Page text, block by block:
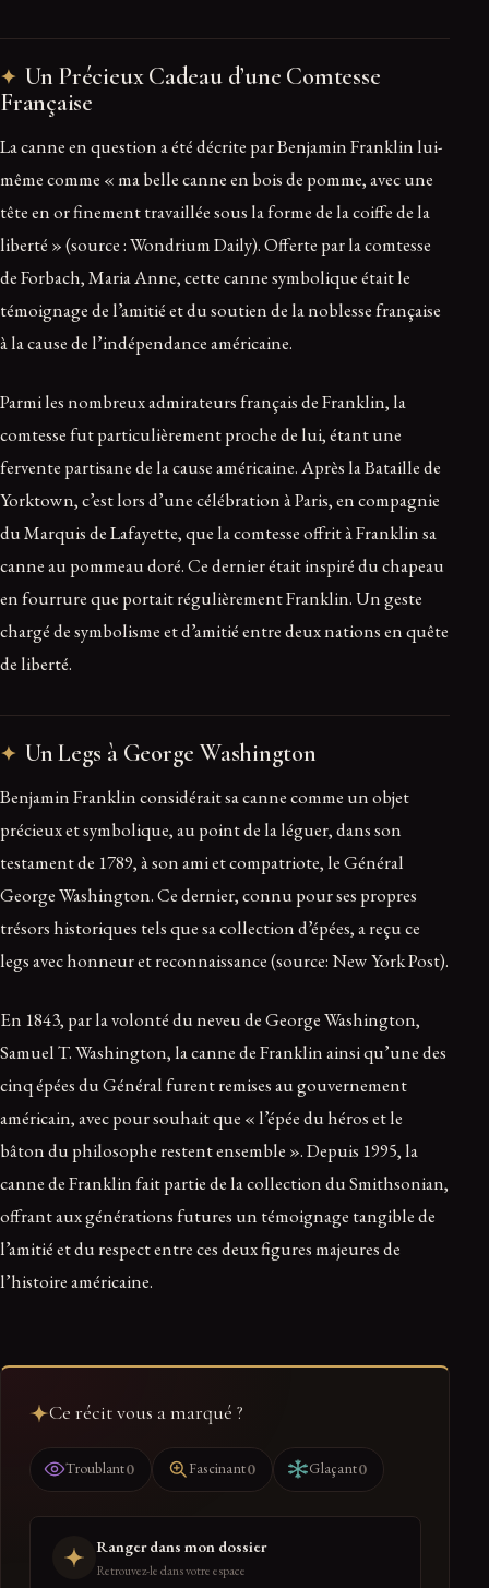
Un Précieux Cadeau d’une Comtesse
Française
La canne en question a été décrite par Benjamin Franklin lui-
même comme « ma belle canne en bois de pomme, avec une
tête en or finement travaillée sous la forme de la coiffe de la
liberté » (source : Wondrium Daily). Offerte par la comtesse
de Forbach, Maria Anne, cette canne symbolique était le
témoignage de l’amitié et du soutien de la noblesse française
à la cause de l’indépendance américaine.
Parmi les nombreux admirateurs français de Franklin, la
comtesse fut particulièrement proche de lui, étant une
fervente partisane de la cause américaine. Après la Bataille de
Yorktown, c’est lors d’une célébration à Paris, en compagnie
du Marquis de Lafayette, que la comtesse offrit à Franklin sa
canne au pommeau doré. Ce dernier était inspiré du chapeau
en fourrure que portait régulièrement Franklin. Un geste
chargé de symbolisme et d’amitié entre deux nations en quête
de liberté.
Un Legs à George Washington
Benjamin Franklin considérait sa canne comme un objet
précieux et symbolique, au point de la léguer, dans son
testament de 1789, à son ami et compatriote, le Général
George Washington. Ce dernier, connu pour ses propres
trésors historiques tels que sa collection d’épées, a reçu ce
legs avec honneur et reconnaissance (source: New York Post).
En 1843, par la volonté du neveu de George Washington,
Samuel T. Washington, la canne de Franklin ainsi qu’une des
cinq épées du Général furent remises au gouvernement
américain, avec pour souhait que « l’épée du héros et le
bâton du philosophe restent ensemble ». Depuis 1995, la
canne de Franklin fait partie de la collection du Smithsonian,
offrant aux générations futures un témoignage tangible de
l’amitié et du respect entre ces deux figures majeures de
l’histoire américaine.
Ce récit vous a marqué ?
Troublant0 Fascinant0 Glaçant0
Ranger dans mon dossier
Retrouvez-le dans votre espace